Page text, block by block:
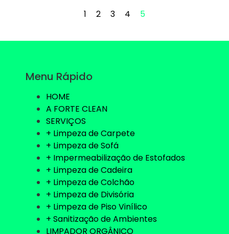
1 2 3 4 5
Menu Rápido
HOME
A FORTE CLEAN
SERVIÇOS
+ Limpeza de Carpete
+ Limpeza de Sofá
+ Impermeabilização de Estofados
+ Limpeza de Cadeira
+ Limpeza de Colchão
+ Limpeza de Divisória
+ Limpeza de Piso Vinílico
+ Sanitização de Ambientes
LIMPADOR ORGÂNICO